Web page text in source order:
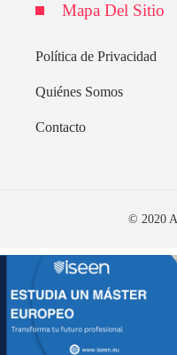
Mapa Del Sitio
Política de Privacidad
Quiénes Somos
Contacto
© 2020